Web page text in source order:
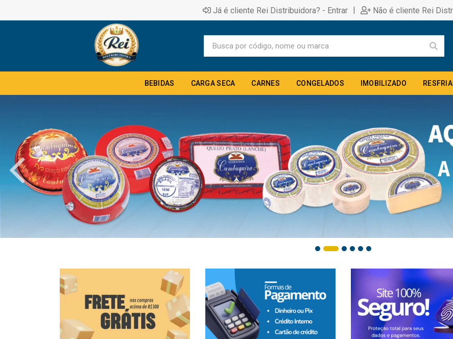
Já é cliente Rei Distribuidora? - Entrar | Não é cliente Rei
BEBIDAS CARGA SECA CARNES CONGELADOS IMOBILIZADO